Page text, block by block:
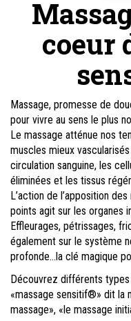
coeur
Massage, promesse de
pour vivre au sens le plus
Le massage atténue nos
muscles mieux
circulation sanguine, les
éliminées et les tissus
L’action de l’apposition
points agit sur les organes
Effleurages, pétrissages,
également sur le système
profonde…la clé magique
Découvrez différents types
«massage sensitif®» dit la
massage», «le massage